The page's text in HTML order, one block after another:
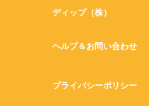
ディップ（株）
ヘルプ＆お問い合わせ
プライバシーポリシー